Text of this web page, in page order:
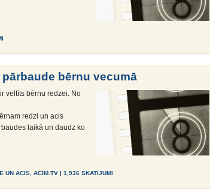
bērnu vecumā
veltīts bērnu redzei. No
redzi un acis
laikā un daudz ko
UN ACIS ACĪM.TV | 1,936 SKATĪJUMI